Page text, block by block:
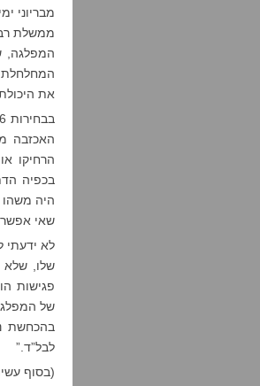
מבריוני
המפלגה,
המחלחלת
את
שאי אפשר
לא ידעתי
שלו, שלא
פגישות
בהכחשת
לבל”ד.”
(בסוף